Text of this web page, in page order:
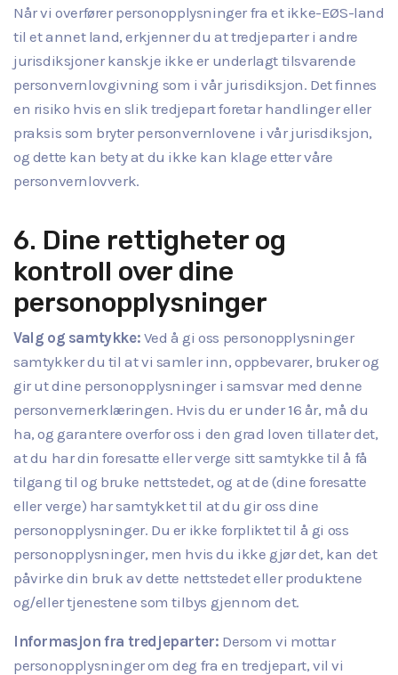
Når vi overfører personopplysninger fra et ikke-EØS-land
til et annet land, erkjenner du at tredjeparter i andre
jurisdiksjoner kanskje ikke er underlagt tilsvarende
personvernlovgivning som i vår jurisdiksjon. Det finnes
en risiko hvis en slik tredjepart foretar handlinger eller
praksis som bryter personvernlovene i vår jurisdiksjon,
og dette kan bety at du ikke kan klage etter våre
personvernlovverk.
6. Dine rettigheter og
kontroll over dine
personopplysninger
Valg og samtykke: Ved å gi oss personopplysninger
samtykker du til at vi samler inn, oppbevarer, bruker og
gir ut dine personopplysninger i samsvar med denne
personvernerklæringen. Hvis du er under 16 år, må du
ha, og garantere overfor oss i den grad loven tillater det,
at du har din foresatte eller verge sitt samtykke til å få
tilgang til og bruke nettstedet, og at de (dine foresatte
eller verge) har samtykket til at du gir oss dine
personopplysninger. Du er ikke forpliktet til å gi oss
personopplysninger, men hvis du ikke gjør det, kan det
påvirke din bruk av dette nettstedet eller produktene
og/eller tjenestene som tilbys gjennom det.
Informasjon fra tredjeparter: Dersom vi mottar
personopplysninger om deg fra en tredjepart, vil vi